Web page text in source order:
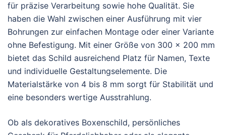
für präzise Verarbeitung sowie hohe Qualität. Sie
haben die Wahl zwischen einer Ausführung mit vier
Bohrungen zur einfachen Montage oder einer Variante
ohne Befestigung. Mit einer Größe von 300 × 200 mm
bietet das Schild ausreichend Platz für Namen, Texte
und individuelle Gestaltungselemente. Die
Materialstärke von 4 bis 8 mm sorgt für Stabilität und
eine besonders wertige Ausstrahlung.
Ob als dekoratives Boxenschild, persönliches